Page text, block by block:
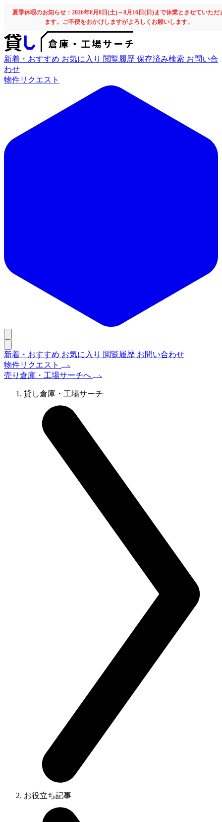
夏季休暇のお知らせ：2026年8月8日(土)～8月16日(日)まで休業とさせていただ
ます。ご不便をおかけしますがよろしくお願いします。
新着・おすすめ お気に入り 閲覧履歴 保存済み検索 お問い合
わせ
物件リクエスト
新着・おすすめ お気に入り 閲覧履歴 お問い合わせ
物件リクエスト
売り倉庫・工場サーチへ
貸し倉庫・工場サーチ
お役立ち記事